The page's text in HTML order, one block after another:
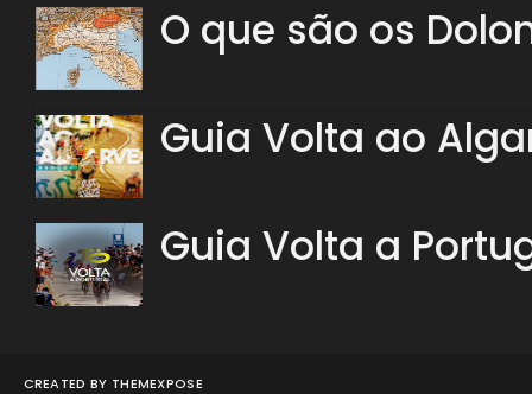
O que são os
Guia Volta ao
Guia Volta a
CREATED BY THEMEXPOSE